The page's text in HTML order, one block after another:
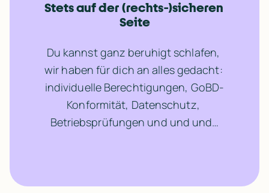
Stets auf der (rechts-)sicheren
Seite
Du kannst ganz beruhigt schlafen,
wir haben für dich an alles gedacht:
individuelle Berechtigungen, GoBD-
Konformität, Datenschutz,
Betriebsprüfungen und und und…